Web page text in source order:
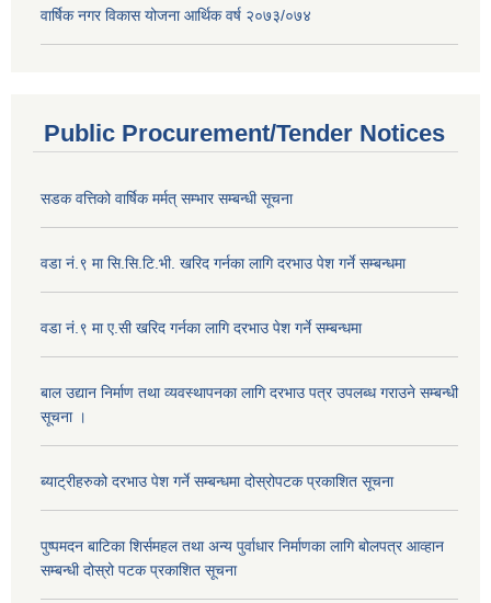
वार्षिक नगर विकास योजना आर्थिक वर्ष २०७३/०७४
Public Procurement/Tender Notices
सडक वत्तिको वार्षिक मर्मत् सम्भार सम्बन्धी सूचना
वडा नं.९ मा सि.सि.टि.भी. खरिद गर्नका लागि दरभाउ पेश गर्ने सम्बन्धमा
वडा नं.९ मा ए.सी खरिद गर्नका लागि दरभाउ पेश गर्ने सम्बन्धमा
बाल उद्यान निर्माण तथा व्यवस्थापनका लागि दरभाउ पत्र उपलब्ध गराउने सम्बन्धी
सूचना ।
ब्याट्रीहरुको दरभाउ पेश गर्ने सम्बन्धमा दोस्रोपटक प्रकाशित सूचना
पुष्पमदन बाटिका शिर्समहल तथा अन्य पुर्वाधार निर्माणका लागि बोलपत्र आव्हान
सम्बन्धी दोस्रो पटक प्रकाशित सूचना